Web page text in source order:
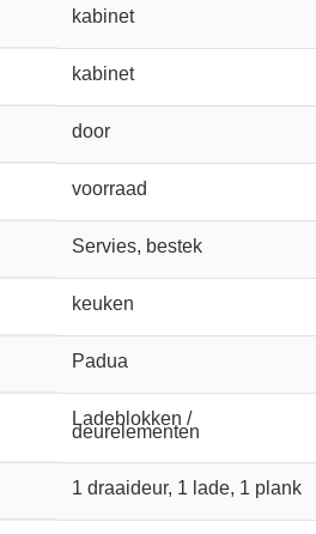
kabinet
kabinet
door
voorraad
Servies, bestek
keuken
Padua
Ladeblokken /
deurelementen
1 draaideur, 1 lade, 1 plank